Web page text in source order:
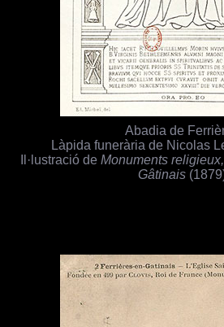
Abadia de
Làpida funerària de Nicolas
Il·lustració de Monuments
Gâtinais